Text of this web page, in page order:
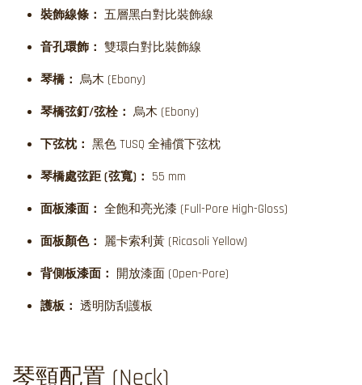
裝飾線條： 五層黑白對比裝飾線
音孔環飾： 雙環白對比裝飾線
琴橋： 烏木 (Ebony)
琴橋弦釘/弦栓： 烏木 (Ebony)
下弦枕： 黑色 TUSQ 全補償下弦枕
琴橋處弦距 (弦寬)： 55 mm
面板漆面： 全飽和亮光漆 (Full-Pore High-Gloss)
面板顏色： 麗卡索利黃 (Ricasoli Yellow)
背側板漆面： 開放漆面 (Open-Pore)
護板： 透明防刮護板
琴頸配置 (Neck)